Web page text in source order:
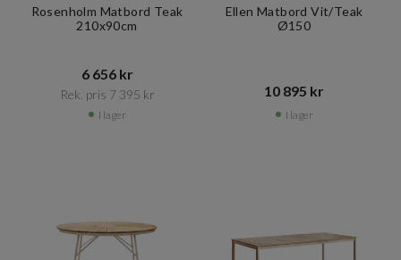
Rosenholm Matbord Teak
210x90cm
6 656 kr​​
Rek. pris 7 395 kr​​
I lager
Ellen Matbord Vit/Teak
Ø150
10 895 kr​​
I lager